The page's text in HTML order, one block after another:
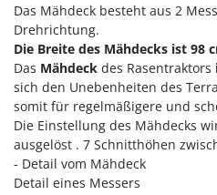
N
New O.M.R.A.
Nilfisk
Ninja
Novatec
Novital
NuAir
Das Mähdeck besteht aus 2
Drehrichtung.
Die Breite des Mähdecks ist 98
Das Mähdeck des Rasentraktors
sich den Unebenheiten des
somit für regelmäßigere und
Die Einstellung des Mähdecks
ausgelöst . 7 Schnitthöhen
- Detail vom Mähdeck
Detail eines Messers